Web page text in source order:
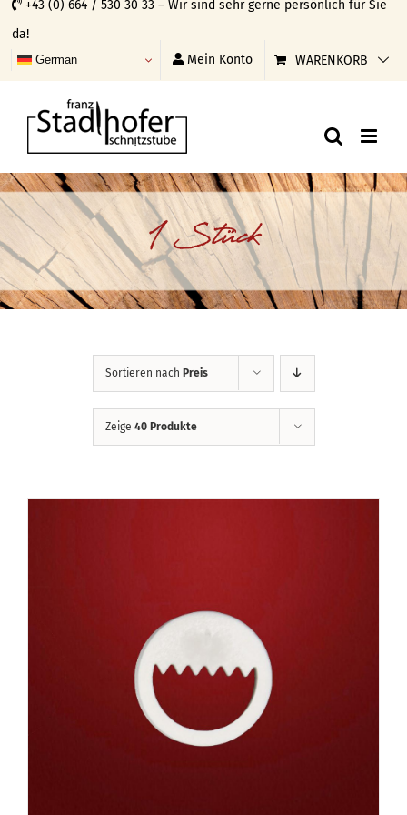
Skip
to
content
+43 (0) 664 / 530 30 33 – Wir sind sehr gerne persönlich für Sie
da!
German Mein Konto WARENKORB
1 Stück
Sortieren nach Preis
Zeige 40 Produkte